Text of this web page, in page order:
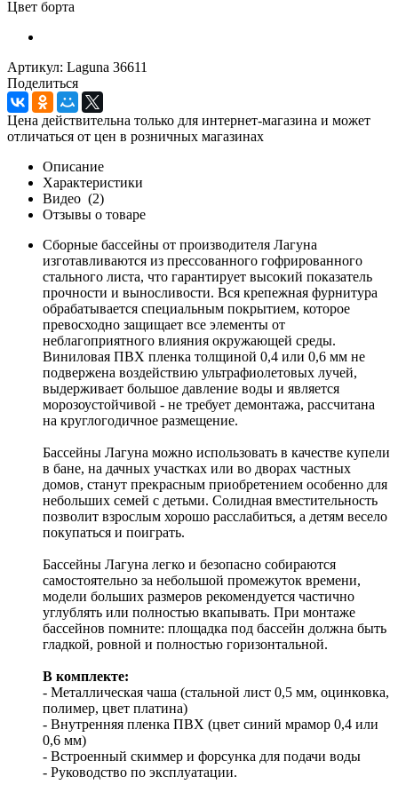
Цвет борта
Артикул: Laguna 36611
Поделиться
Цена действительна только для интернет-магазина и может
отличаться от цен в розничных магазинах
Описание
Характеристики
Видео (2)
Отзывы о товаре
Сборные бассейны от производителя Лагуна
изготавливаются из прессованного гофрированного
стального листа, что гарантирует высокий показатель
прочности и выносливости. Вся крепежная фурнитура
обрабатывается специальным покрытием, которое
превосходно защищает все элементы от
неблагоприятного влияния окружающей среды.
Виниловая ПВХ пленка толщиной 0,4 или 0,6 мм не
подвержена воздействию ультрафиолетовых лучей,
выдерживает большое давление воды и является
морозоустойчивой - не требует демонтажа, рассчитана
на круглогодичное размещение.
Бассейны Лагуна можно использовать в качестве купели
в бане, на дачных участках или во дворах частных
домов, станут прекрасным приобретением особенно для
небольших семей с детьми. Солидная вместительность
позволит взрослым хорошо расслабиться, а детям весело
покупаться и поиграть.
Бассейны Лагуна легко и безопасно собираются
самостоятельно за небольшой промежуток времени,
модели больших размеров рекомендуется частично
углублять или полностью вкапывать. При монтаже
бассейнов помните: площадка под бассейн должна быть
гладкой, ровной и полностью горизонтальной.
В комплекте:
- Металлическая чаша (стальной лист 0,5 мм, оцинковка,
полимер, цвет платина)
- Внутренняя пленка ПВХ (цвет синий мрамор 0,4 или
0,6 мм)
- Встроенный скиммер и форсунка для подачи воды
- Руководство по эксплуатации.